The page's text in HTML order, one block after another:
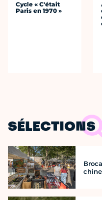
Cycle « C'était
Paris en 1970 »
SÉLECTIONS